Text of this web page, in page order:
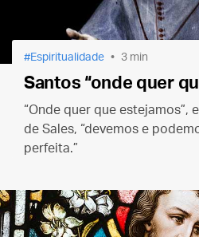
Espiritualidade 3 min
Santos “onde quer
“Onde quer que estejamos”,
de Sales, “devemos e
perfeita.”